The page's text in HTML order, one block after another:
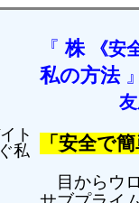
『株 《安
私の方法
「安全で
目からウ